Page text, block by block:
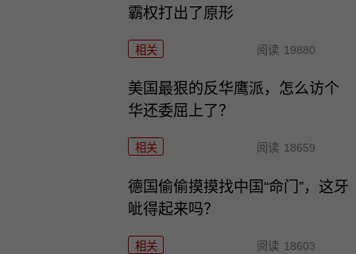
霸权打出了原形
相关 阅读 19880
美国最狠的反华鹰派，怎么访个
华还委屈上了？
相关 阅读 18659
德国偷偷摸摸找中国“命门”，这牙
呲得起来吗？
相关 阅读 18603